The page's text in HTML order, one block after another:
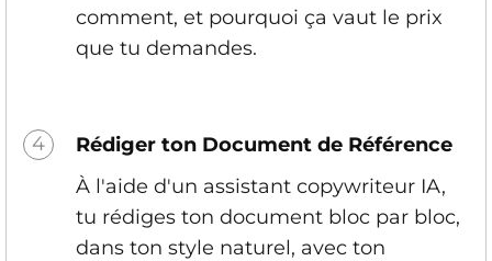
comment, et pourquoi ça vaut le prix
que tu demandes.
4
Rédiger ton Document de Référence
À l'aide d'un assistant copywriteur IA,
tu rédiges ton document bloc par bloc,
dans ton style naturel, avec ton